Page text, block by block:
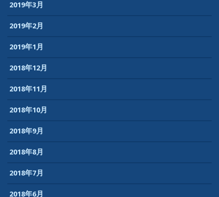
2019年3月
2019年2月
2019年1月
2018年12月
2018年11月
2018年10月
2018年9月
2018年8月
2018年7月
2018年6月